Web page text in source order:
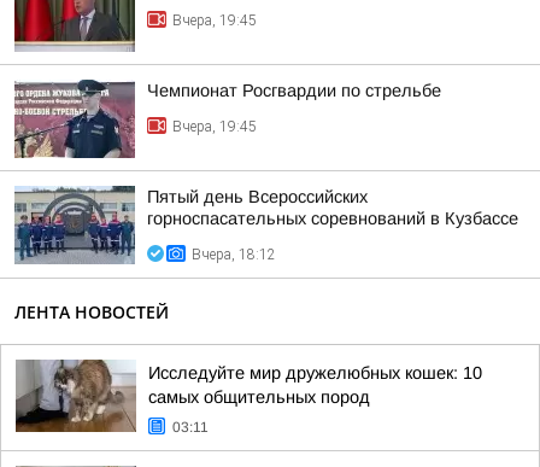
Вчера, 19:45
Чемпионат Росгвардии по стрельбе
Вчера, 19:45
Пятый день Всероссийских
горноспасательных соревнований в Кузбассе
Вчера, 18:12
ЛЕНТА НОВОСТЕЙ
Исследуйте мир дружелюбных кошек: 10
самых общительных пород
03:11